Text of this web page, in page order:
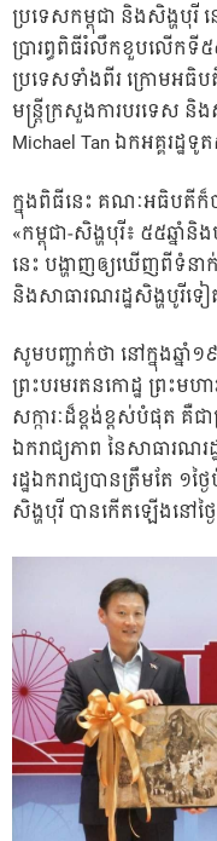
ប្រទេសកម្ពុជា និងសិង្ហបុរី
ប្រារព្ធពិធីរំលឹកខួបលើកទី
ប្រទេសទាំងពីរ ក្រោមអធិប
មន្ត្រីក្រសួងការបរទេស និ
Michael Tan ឯកអគ្គរដ្ឋទូ
ក្នុងពិធីនេះ គណៈអធិបតីក៏ប
«កម្ពុជា-សិង្ហបុរី៖ ៥៥ឆ្នាំ
នេះ បង្ហាញឲ្យឃើញពីទំនាក់
និងសាធារណរដ្ឋសិង្ហបូរីទ
សូមបញ្ជាក់ថា នៅក្នុងឆ្នាំ
ព្រះបរមរតនកោដ្ឋ ព្រះមហា
សក្ការៈដ៏ខ្ពង់ខ្ពស់បំផុត
ឯករាជ្យភាព នៃសាធារណរ
រដ្ឋឯករាជ្យបានត្រឹមតែ ១
សិង្ហបុរី បានកើតឡើងនៅថ្